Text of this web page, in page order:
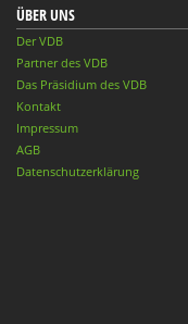
ÜBER UNS
Der VDB
Partner des VDB
Das Präsidium des VDB
Kontakt
Impressum
AGB
Datenschutzerklärung